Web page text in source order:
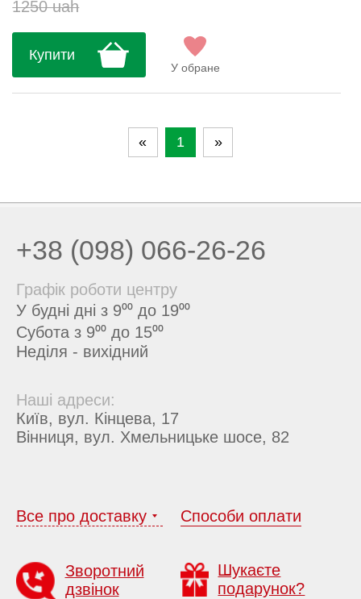
1250 uah
Купити
У обране
« 1 »
+38 (098) 066-26-26
Графік роботи центру
У будні дні з 9⁰⁰ до 19⁰⁰
Субота з 9⁰⁰ до 15⁰⁰
Неділя - вихідний
Наші адреси:
Київ, вул. Кінцева, 17
Вінниця, вул. Хмельницьке шосе, 82
Все про доставку
Зворотний
дзвінок
Способи оплати
Шукаєте
подарунок?